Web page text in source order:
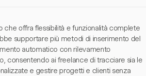
offra flessibilità e funzionalità complete
supportare più metodi di inserimento del
automatico con rilevamento
consentendo ai freelance di tracciare sia le
e gestire progetti e clienti senza